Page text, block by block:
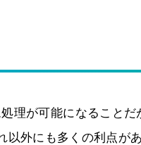
理が可能になること
外にも多くの利点があ